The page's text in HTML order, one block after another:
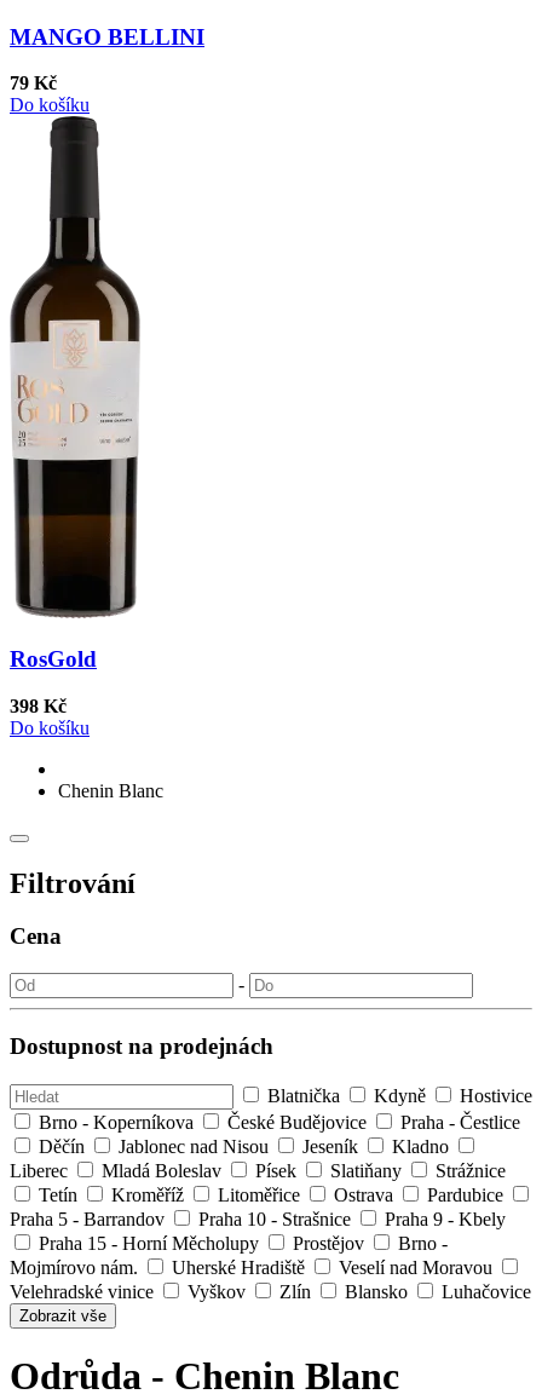
MANGO BELLINI
79 Kč
Do košíku
RosGold
398 Kč
Do košíku
Chenin Blanc
Filtrování
Cena
-
Dostupnost na prodejnách
Blatnička Kdyně
Hostivice
Brno - Koperníkova
České Budějovice
Praha - Čestlice
Děčín
Jablonec nad Nisou Jeseník
Kladno
Liberec
Mladá Boleslav Písek Slatiňany
Strážnice
Tetín
Kroměříž Litoměřice Ostrava
Pardubice
Praha 5 - Barrandov
Praha 10 - Strašnice
Praha 9 - Kbely
Praha 15 - Horní Měcholupy
Prostějov
Brno -
Mojmírovo nám.
Uherské Hradiště
Veselí nad Moravou
Velehradské vinice
Vyškov Zlín Blansko Luhačovice
Zobrazit vše
Odrůda - Chenin Blanc